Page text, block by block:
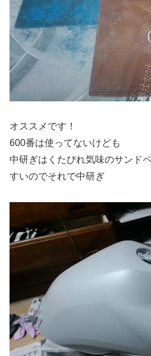
オススメです！
600番は使ってないけども
中研ぎはくたびれ気味のサンド
すいのでそれで中研ぎ